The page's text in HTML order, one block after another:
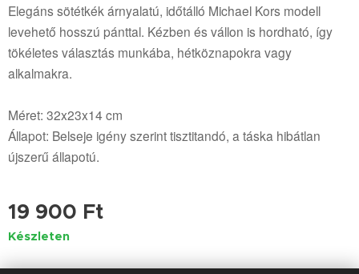
Elegáns sötétkék árnyalatú, időtálló Michael Kors modell
levehető hosszú pánttal. Kézben és vállon is hordható, így
tökéletes választás munkába, hétköznapokra vagy
alkalmakra.
Méret: 32x23x14 cm
Állapot: Belseje igény szerint tisztitandó, a táska hibátlan
újszerű állapotú.
19 900 Ft
Készleten